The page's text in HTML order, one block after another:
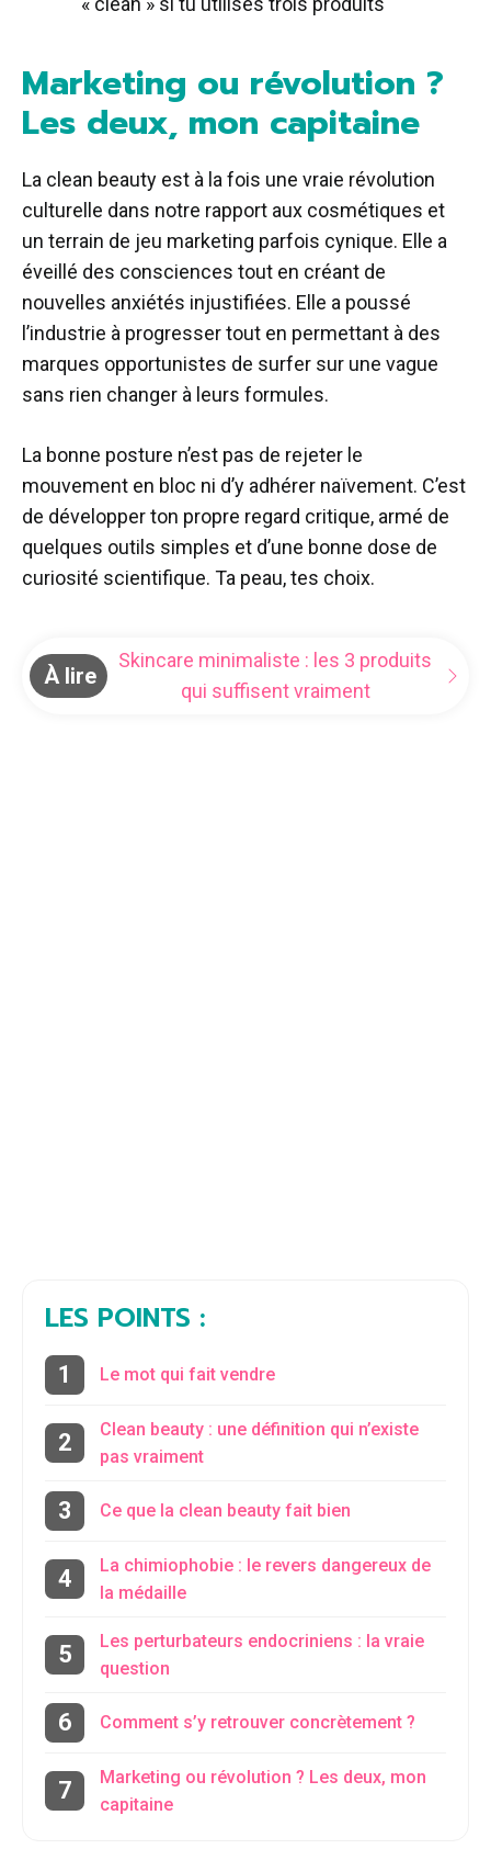
Marketing ou révolution ?
Les deux, mon capitaine
La clean beauty est à la fois une vraie révolution
culturelle dans notre rapport aux cosmétiques et
un terrain de jeu marketing parfois cynique. Elle a
éveillé des consciences tout en créant de
nouvelles anxiétés injustifiées. Elle a poussé
l’industrie à progresser tout en permettant à des
marques opportunistes de surfer sur une vague
sans rien changer à leurs formules.
La bonne posture n’est pas de rejeter le
mouvement en bloc ni d’y adhérer naïvement. C’est
de développer ton propre regard critique, armé de
quelques outils simples et d’une bonne dose de
curiosité scientifique. Ta peau, tes choix.
À lire
Skincare minimaliste : les 3 produits
qui suffisent vraiment
LES POINTS :
Le mot qui fait vendre
Clean beauty : une définition qui n’existe
pas vraiment
Ce que la clean beauty fait bien
La chimiophobie : le revers dangereux de
la médaille
Les perturbateurs endocriniens : la vraie
question
Comment s’y retrouver concrètement ?
Marketing ou révolution ? Les deux, mon
capitaine